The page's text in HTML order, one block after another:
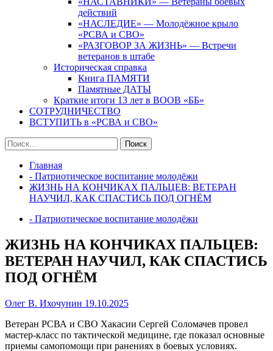
действий
«НАСЛЕДИЕ» — Молодёжное крыло
«РСВА и СВО»
«РАЗГОВОР ЗА ЖИЗНЬ» — Встречи
ветеранов в штабе
Историческая справка
Книга ПАМЯТИ
Памятные ДАТЫ
Краткие итоги 13 лет в ВООВ «ББ»
СОТРУДНИЧЕСТВО
ВСТУПИТЬ в «РСВА и СВО»
Найти:
Главная
- Патриотическое воспитание молодёжи
ЖИЗНЬ НА КОНЧИКАХ ПАЛЬЦЕВ: ВЕТЕРАН
НАУЧИЛ, КАК СПАСТИСЬ ПОД ОГНЁМ
- Патриотическое воспитание молодёжи
ЖИЗНЬ НА КОНЧИКАХ ПАЛЬЦЕВ:
ВЕТЕРАН НАУЧИЛ, КАК СПАСТИСЬ
ПОД ОГНЁМ
Олег В. Ихочунин 19.10.2025
Ветеран РСВА и СВО Хакасии Сергей Соломачев провел
мастер-класс по тактической медицине, где показал основные
приемы самопомощи при ранениях в боевых условиях.